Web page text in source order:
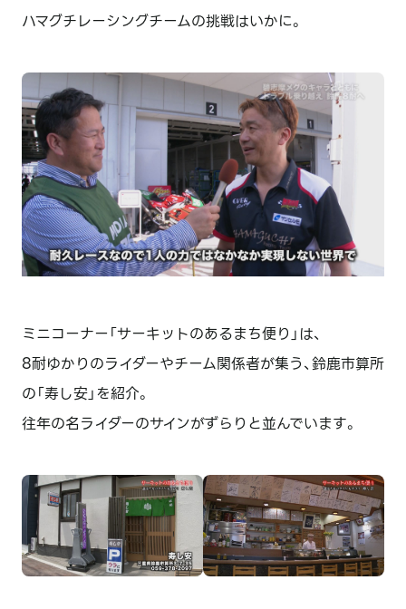
ハマグチレーシングチームの挑戦はいかに。
ミニコーナー「サーキットのあるまち便り」は、
8耐ゆかりのライダーやチーム関係者が集う、鈴鹿市算所
の「寿し安」を紹介。
往年の名ライダーのサインがずらりと並んでいます。